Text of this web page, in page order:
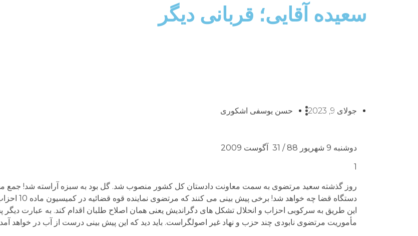
سعیده آقایی؛ قربانی دیگر
جولای 9, 2023 حسن یوسفی اشکوری
دوشنبه 9 شهریور 88 / 31 آگوست 2009
1
روز گذشته سعید مرتضوی به سمت معاونت دادستان کل کشور منصوب شد. گل بود به سبزه آراسته شد! جمع
دستگاه قضا چه
این طریق به سرکوبی احزاب و انحلال تشکل های دگراندیش یعنی همان اصلاح طلبان اقدام کند. به عبارت
مأموریت مرتضوی نابودی چند حزب و نهاد غیر اصولگراست. باید دید که این پیش بینی درست از آب در خواهد آمد